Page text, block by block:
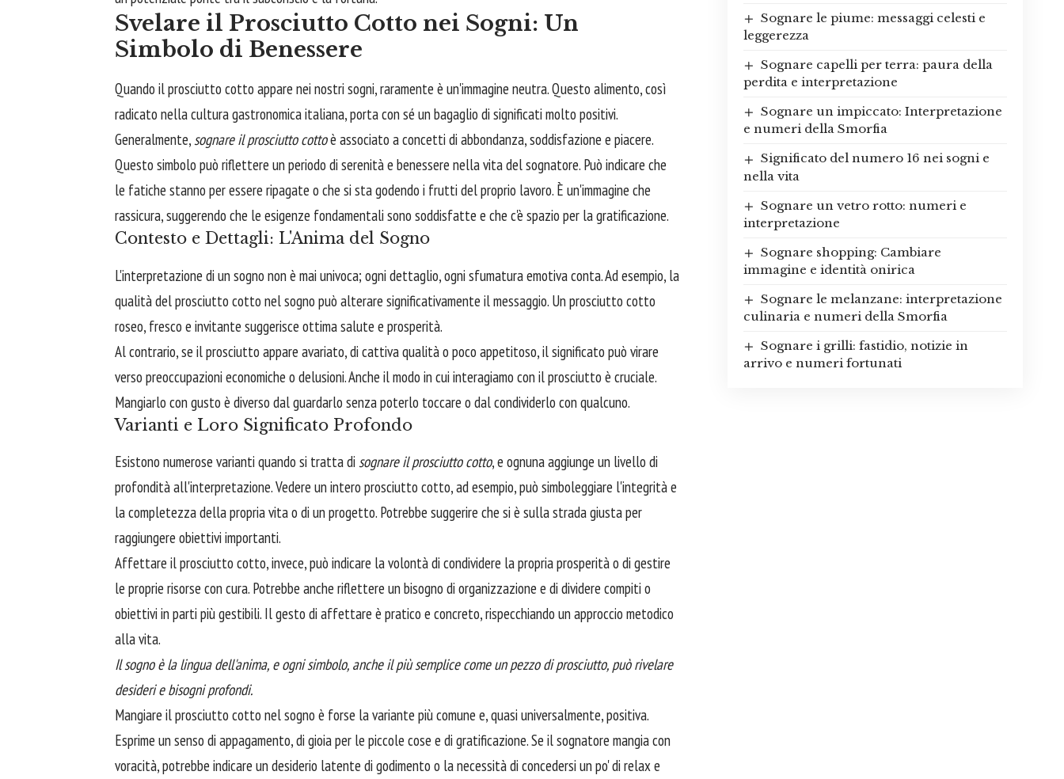
Svelare il Prosciutto Cotto nei Sogni: Un
Simbolo di Benessere
Quando il prosciutto cotto appare nei nostri sogni, raramente è un'immagine neutra. Questo alimento, così
radicato nella cultura gastronomica italiana, porta con sé un bagaglio di significati molto positivi.
Generalmente,sognare il prosciutto cottoè associato a concetti di abbondanza, soddisfazione e piacere.
Questo simbolo può riflettere un periodo di serenità e benessere nella vita del sognatore. Può indicare che
le fatiche stanno per essere ripagate o che si sta godendo i frutti del proprio lavoro. È un'immagine che
rassicura, suggerendo che le esigenze fondamentali sono soddisfatte e che c'è spazio per la gratificazione.
Contesto e Dettagli: L'Anima del Sogno
L'interpretazione di un sogno non è mai univoca; ogni dettaglio, ogni sfumatura emotiva conta. Ad esempio, la
qualità del prosciutto cotto nel sogno può alterare significativamente il messaggio. Un prosciutto cotto
roseo, fresco e invitante suggerisce ottima salute e prosperità.
Al contrario, se il prosciutto appare avariato, di cattiva qualità o poco appetitoso, il significato può virare
verso preoccupazioni economiche o delusioni. Anche il modo in cui interagiamo con il prosciutto è cruciale.
Mangiarlo con gusto è diverso dal guardarlo senza poterlo toccare o dal condividerlo con qualcuno.
Varianti e Loro Significato Profondo
Esistono numerose varianti quando si tratta di sognare il prosciutto cotto, e ognuna aggiunge un livello di
profondità all'interpretazione. Vedere un intero prosciutto cotto, ad esempio, può simboleggiare l'integrità e
la completezza della propria vita o di un progetto. Potrebbe suggerire che si è sulla strada giusta per
raggiungere obiettivi importanti.
Affettare il prosciutto cotto, invece, può indicare la volontà di condividere la propria prosperità o di gestire
le proprie risorse con cura. Potrebbe anche riflettere un bisogno di organizzazione e di dividere compiti o
obiettivi in parti più gestibili. Il gesto di affettare è pratico e concreto, rispecchiando un approccio metodico
alla vita.
Il sogno è la lingua dell'anima, e ogni simbolo, anche il più semplice come un pezzo di prosciutto, può rivelare
desideri e bisogni profondi.
Mangiare il prosciutto cotto nel sogno è forse la variante più comune e, quasi universalmente, positiva.
Esprime un senso di appagamento, di gioia per le piccole cose e di gratificazione. Se il sognatore mangia con
voracità, potrebbe indicare un desiderio latente di godimento o la necessità di concedersi un po' di relax e
Sognare le piume: messaggi celesti e
leggerezza
Sognare capelli per terra: paura della
perdita e interpretazione
Sognare un impiccato: Interpretazione
e numeri della Smorfia
Significato del numero 16 nei sogni e
nella vita
Sognare un vetro rotto: numeri e
interpretazione
Sognare shopping: Cambiare
immagine e identità onirica
Sognare le melanzane: interpretazione
culinaria e numeri della Smorfia
Sognare i grilli: fastidio, notizie in
arrivo e numeri fortunati